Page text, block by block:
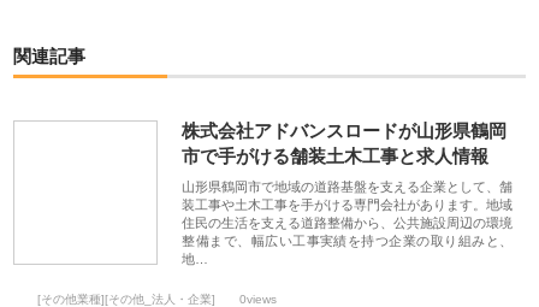
関連記事
株式会社アドバンスロードが山形県鶴岡
市で手がける舗装土木工事と求人情報
山形県鶴岡市で地域の道路基盤を支える企業として、舗
装工事や土木工事を手がける専門会社があります。地域
住民の生活を支える道路整備から、公共施設周辺の環境
整備まで、幅広い工事実績を持つ企業の取り組みと、
地…
[その他業種][その他_法人・企業] 0views